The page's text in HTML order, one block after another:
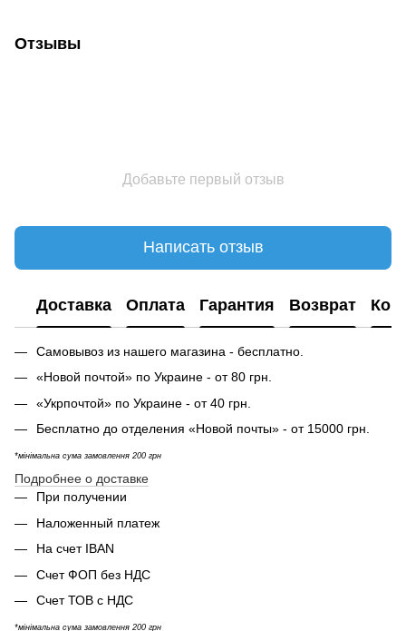
Отзывы
Добавьте первый отзыв
Написать отзыв
Доставка Оплата Гарантия Возврат
Самовывоз из нашего магазина - бесплатно.
«Новой почтой» по Украине - от 80 грн.
«Укрпочтой» по Украине - от 40 грн.
Бесплатно до отделения «Новой почты» - от 15000 грн.
*мінімальна сума замовлення 200 грн
Подробнее о доставке
При получении
Наложенный платеж
На счет IBAN
Счет ФОП без НДС
Счет ТОВ с НДС
*мінімальна сума замовлення 200 грн